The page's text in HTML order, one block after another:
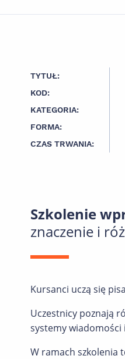
TYTUŁ:
KOD:
KATEGORIA:
FORMA:
CZAS TRWANIA:
Szkolenie
znaczenie i
Kursanci uczą się
Uczestnicy poznają
systemy wiadomości
W ramach szkolenia